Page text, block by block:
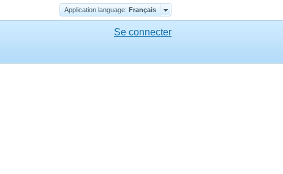
Application language: Français
Se connecter